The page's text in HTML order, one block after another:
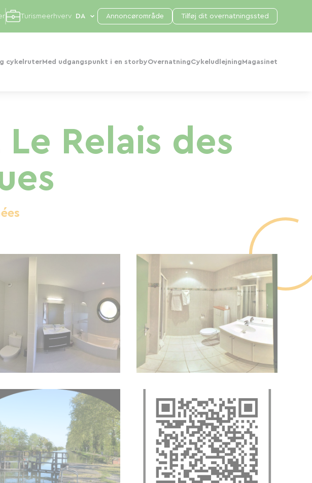
cykelruterMed udgangspunkt i en storbyOvernatningCykeludlejning Magasinet
Turismeerhverv Annoncørområde Tilføj dit overnatningssted
Relais des